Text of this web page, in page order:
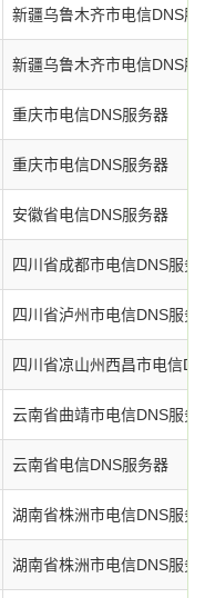
新疆乌鲁木齐市电信DNS服
新疆乌鲁木齐市电信DNS服
重庆市电信DNS服务器
重庆市电信DNS服务器
安徽省电信DNS服务器
四川省成都市电信DNS服务
四川省泸州市电信DNS服务
四川省凉山州西昌市电信
云南省曲靖市电信DNS服务
云南省电信DNS服务器
湖南省株洲市电信DNS服务
湖南省株洲市电信DNS服务